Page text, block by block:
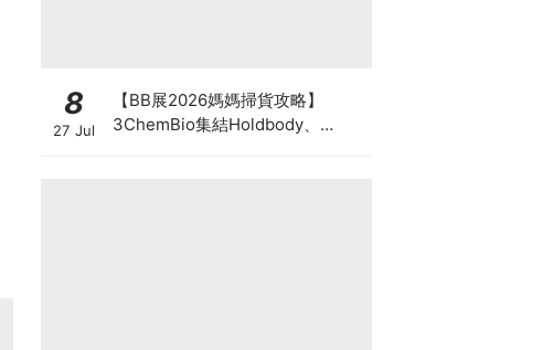
8
27 Jul
【BB展2026媽媽掃貨攻略】
3ChemBio集結Holdbody、